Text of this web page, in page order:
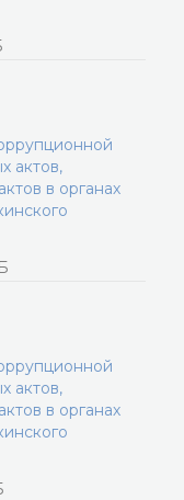
актов,
в органах
актов,
в органах